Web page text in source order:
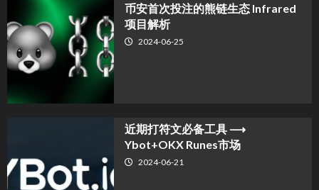
币安首次投注的熊链生态 Infrared
项目解析
2024-06-25
近期打符文必备工具 ⟶
Ybot+OKX Runes市场
2024-06-21